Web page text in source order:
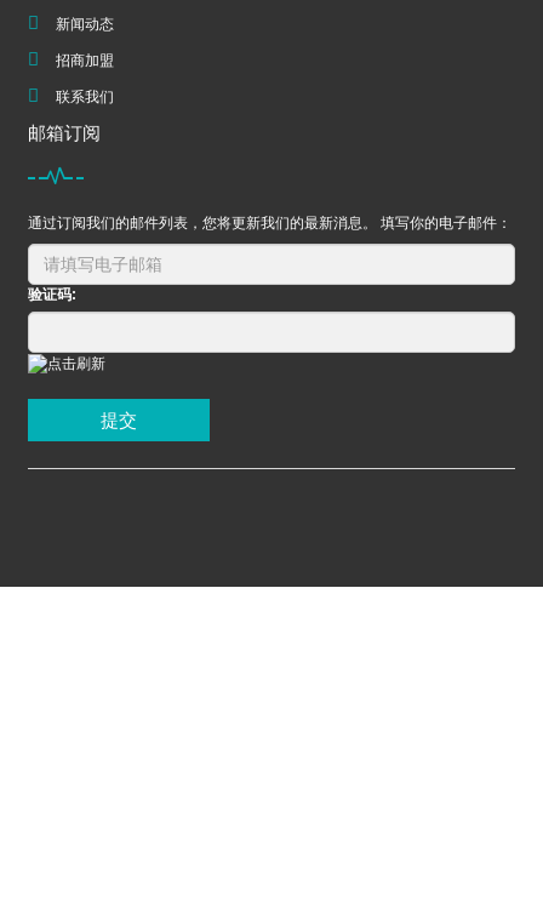
新闻动态
招商加盟
联系我们
邮箱订阅
通过订阅我们的邮件列表，您将更新我们的最新消息。 填写你的电子邮件：
验证码:
提交